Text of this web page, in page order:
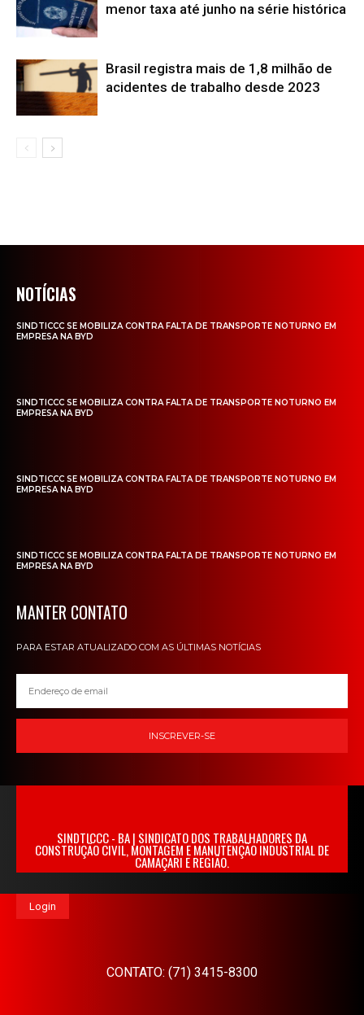
menor taxa até junho na série histórica
Brasil registra mais de 1,8 milhão de
acidentes de trabalho desde 2023
NOTÍCIAS
SINDTICCC SE MOBILIZA CONTRA FALTA DE TRANSPORTE NOTURNO EM
EMPRESA NA BYD
SINDTICCC SE MOBILIZA CONTRA FALTA DE TRANSPORTE NOTURNO EM
EMPRESA NA BYD
SINDTICCC SE MOBILIZA CONTRA FALTA DE TRANSPORTE NOTURNO EM
EMPRESA NA BYD
SINDTICCC SE MOBILIZA CONTRA FALTA DE TRANSPORTE NOTURNO EM
EMPRESA NA BYD
MANTER CONTATO
PARA ESTAR ATUALIZADO COM AS ÚLTIMAS NOTÍCIAS
INSCREVER-SE
SINDTICCC - BA | SINDICATO DOS TRABALHADORES DA
CONSTRUÇÃO CIVIL, MONTAGEM E MANUTENÇÃO INDUSTRIAL DE
CAMAÇARI E REGIÃO.
Login
CONTATO: (71) 3415-8300